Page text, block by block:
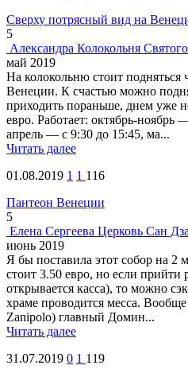
Сверху потрясный вид на
5
Александра Колокольня
май 2019
На колокольню стоит подняться
Венеции. К счастью можно
приходить пораньше, днем уже
евро. Работает: октябрь-ноябрь
апрель — с 9:30 до 15:45, ма...
Читать далее
01.08.2019 1 1 116
Пантеон Венеции
5
Елена Сергеева Церковь Сан
июнь 2019
Я бы поставила этот собор на 2
стоит 3.50 евро, но если прийти
открывается касса), то можно
храме проводится месса.
Zanipolo) главный Домин...
Читать далее
31.07.2019 0 1 119